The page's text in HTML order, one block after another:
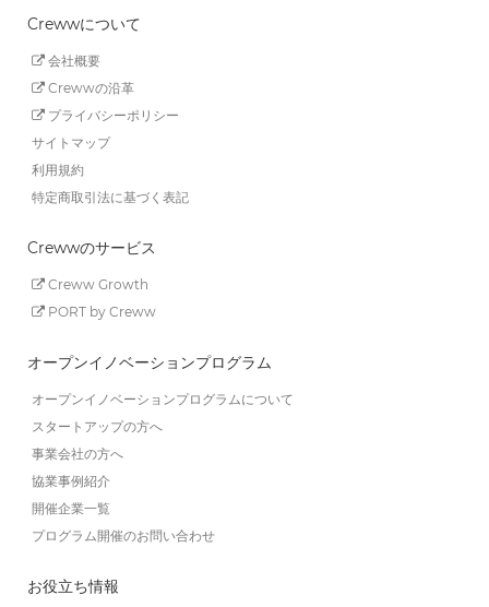
Crewwについて
会社概要
Crewwの沿革
プライバシーポリシー
サイトマップ
利用規約
特定商取引法に基づく表記
Crewwのサービス
Creww Growth
PORT by Creww
オープンイノベーションプログラム
オープンイノベーションプログラムについて
スタートアップの方へ
事業会社の方へ
協業事例紹介
開催企業一覧
プログラム開催のお問い合わせ
お役立ち情報